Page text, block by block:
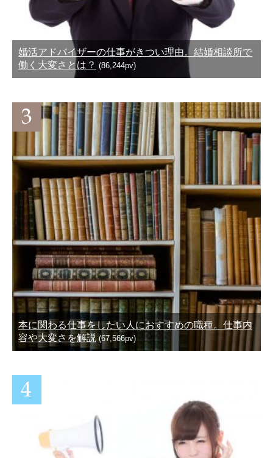
婚活アドバイザーの仕事がきつい理由。結婚相談所で
働く大変さとは？ (86,244pv)
本に関わる仕事をしたい人におすすめの職種。仕事内
容や大変さを解説(67,566pv)